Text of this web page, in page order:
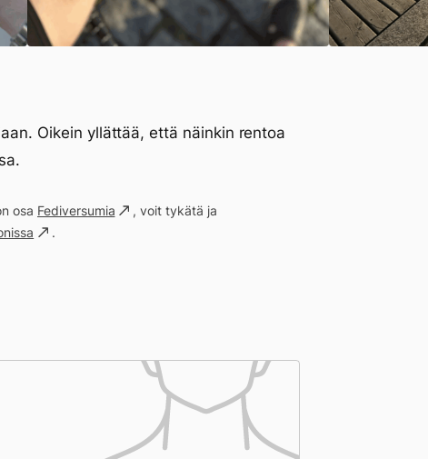
Oikein yllättää, että näinkin rentoa
osa Fediversumia
, voit tykätä ja
.